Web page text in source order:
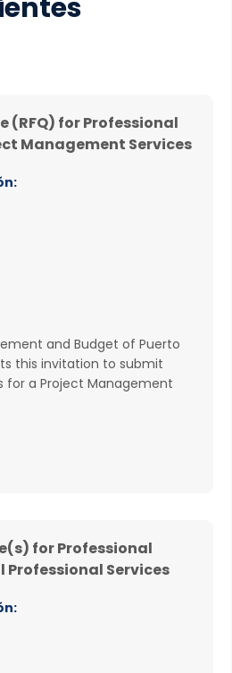
(RFQ) for Professional
Management Services
and Budget of Puerto
this invitation to submit
for a Project Management
for Professional
Professional Services